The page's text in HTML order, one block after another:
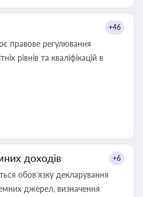
+46
правове регулювання
рівнів та кваліфікацій в
доходів +6
обов’язку декларування
джерел, визначення